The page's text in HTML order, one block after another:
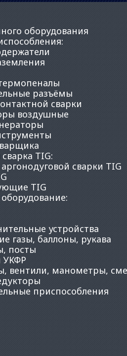
оборудования
:
разъёмы
сварки
воздушные
TIG:
сварки TIG
TIG
:
устройства
газы, баллоны, рукава
посты
вентили, манометры,
приспособления